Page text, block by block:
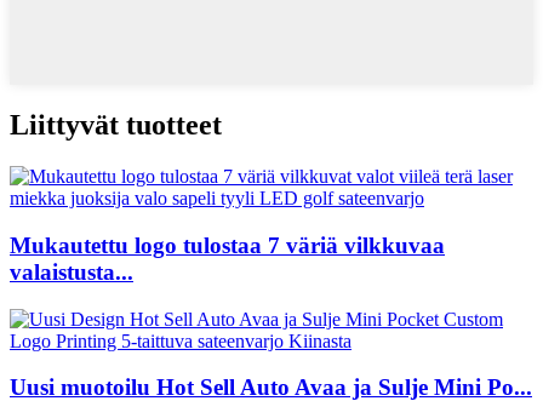
Liittyvät tuotteet
Mukautettu logo tulostaa 7 väriä vilkkuvaa
valaistusta...
Uusi muotoilu Hot Sell Auto Avaa ja Sulje Mini Po...